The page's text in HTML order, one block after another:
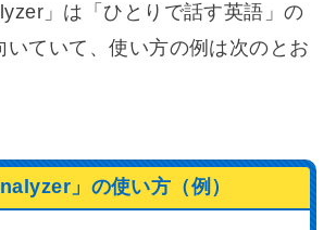
」は「ひとりで話す英語」の
いていて、使い方の例は次のとお
」の使い方（例）